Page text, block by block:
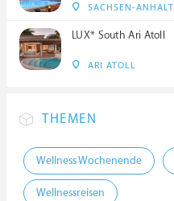
SACHSEN-ANHALT
LUX* South Ari Atoll
ARI ATOLL
THEMEN
Wellness Wochenende
Wellnessreisen